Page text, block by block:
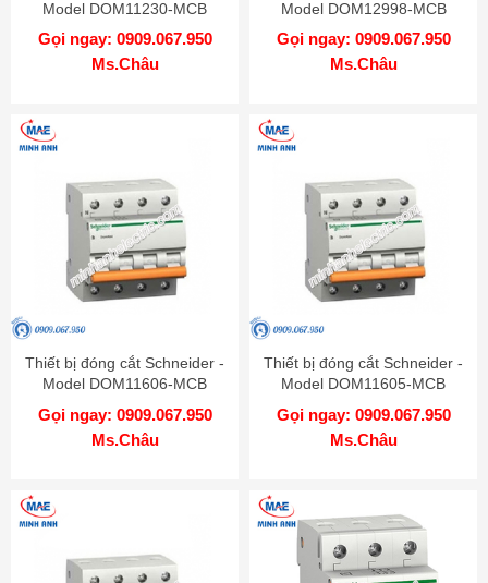
Model DOM11230-MCB
Gọi ngay: 0909.067.950
Ms.Châu
Model DOM12998-MCB
Gọi ngay: 0909.067.950
Ms.Châu
Thiết bị đóng cắt Schneider -
Model DOM11606-MCB
Gọi ngay: 0909.067.950
Ms.Châu
Thiết bị đóng cắt Schneider -
Model DOM11605-MCB
Gọi ngay: 0909.067.950
Ms.Châu